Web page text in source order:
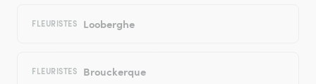
FLEURISTES Looberghe
FLEURISTES Brouckerque